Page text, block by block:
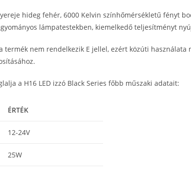
hideg fehér, 6000 Kelvin színhőmérsékletű fényt
lámpatestekben, kiemelkedő teljesítményt
termék nem rendelkezik E jellel, ezért közúti
a H16 LED izzó Black Series főbb műszaki adatait:
ÉRTÉK
12-24V
25W